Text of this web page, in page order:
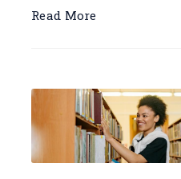
Read More